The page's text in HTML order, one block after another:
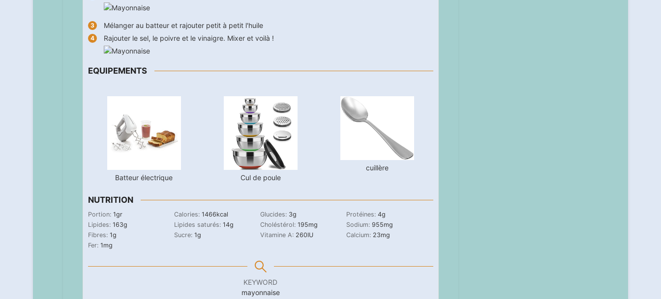
Mélanger au batteur et rajouter petit à petit l'huile
Rajouter le sel, le poivre et le vinaigre. Mixer et voilà !
EQUIPEMENTS
Batteur électrique Cul de poule
cuillère
NUTRITION
Portion: 1gr Calories: 1466kcal Glucides: 3g Protéines: 4g
Lipides: 163g Lipides saturés: 14g Choléstérol: 195mg Sodium: 955mg
Fibres: 1g Sucre: 1g Vitamine A: 260IU Calcium: 23mg
Fer: 1mg
KEYWORD
mayonnaise